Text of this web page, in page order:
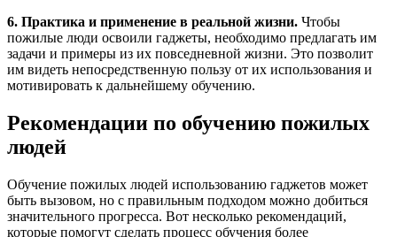
6. Практика и применение в реальной жизни. Чтобы
пожилые люди освоили гаджеты, необходимо предлагать им
задачи и примеры из их повседневной жизни. Это позволит
им видеть непосредственную пользу от их использования и
мотивировать к дальнейшему обучению.
Рекомендации по обучению пожилых
людей
Обучение пожилых людей использованию гаджетов может
быть вызовом, но с правильным подходом можно добиться
значительного прогресса. Вот несколько рекомендаций,
которые помогут сделать процесс обучения более